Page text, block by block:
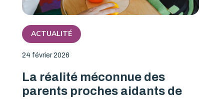
ACTUALITÉ
24 février 2026
La réalité méconnue des
parents proches aidants de